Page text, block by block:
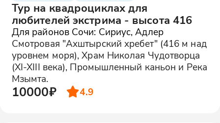
Тур на квадроциклах для
любителей экстрима - высота 416
Для районов Сочи: Сириус, Адлер
Смотровая "Ахштырский хребет" (416 м над
уровнем моря), Храм Николая Чудотворца
(XI-XIII века), Промышленный каньон и Река
Мзымта.
10000₽ 4.9